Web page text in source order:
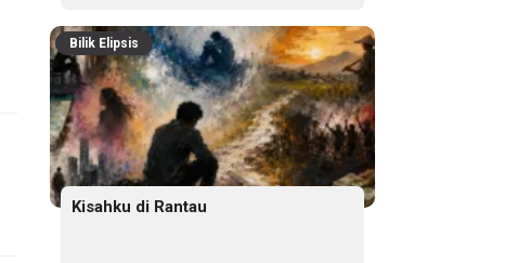
Bilik Elipsis
Kisahku di Rantau